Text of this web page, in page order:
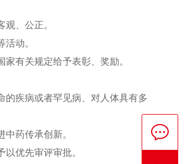
、公正。
动。
有关规定给予表彰、奖励。
疾病或者罕见病、对人体具有多
药传承创新。
优先审评审批。